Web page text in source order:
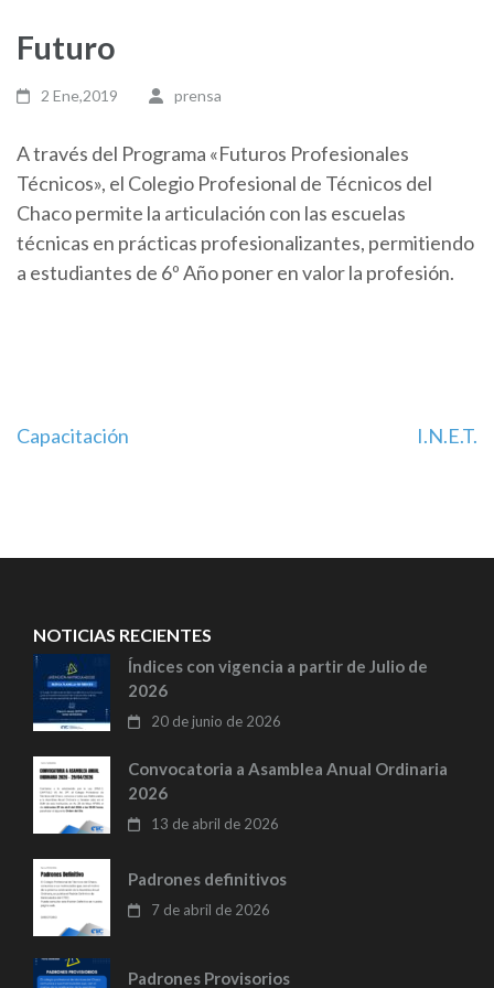
Futuro
2 Ene,2019 prensa
A través del Programa «Futuros Profesionales
Técnicos», el Colegio Profesional de Técnicos del
Chaco permite la articulación con las escuelas
técnicas en prácticas profesionalizantes, permitiendo
a estudiantes de 6º Año poner en valor la profesión.
Navegación
Capacitación I.N.E.T.
NOTICIAS RECIENTES
Índices con vigencia a partir de Julio de
2026
20 de junio de 2026
Convocatoria a Asamblea Anual Ordinaria
2026
13 de abril de 2026
Padrones definitivos
7 de abril de 2026
Padrones Provisorios